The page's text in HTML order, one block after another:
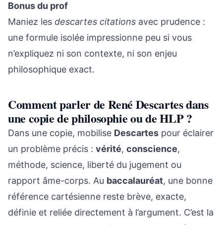
Bonus du prof
Maniez les descartes citations avec prudence :
une formule isolée impressionne peu si vous
n’expliquez ni son contexte, ni son enjeu
philosophique exact.
Comment parler de René Descartes dans
une copie de philosophie ou de HLP ?
Dans une copie, mobilise Descartes pour éclairer
un problème précis : vérité, conscience,
méthode, science, liberté du jugement ou
rapport âme-corps. Au baccalauréat, une bonne
référence cartésienne reste brève, exacte,
définie et reliée directement à l’argument. C’est la